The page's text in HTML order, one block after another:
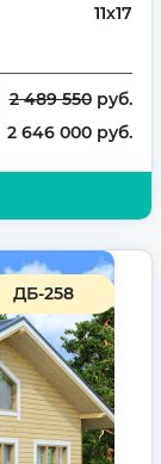
11х17
4
2 489 550руб.
2 646 000 руб.
ДБ-258